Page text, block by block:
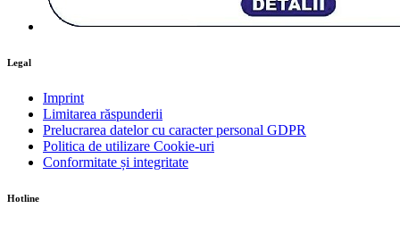
Legal
Imprint
Limitarea răspunderii
Prelucrarea datelor cu caracter personal GDPR
Politica de utilizare Cookie-uri
Conformitate și integritate
Hotline